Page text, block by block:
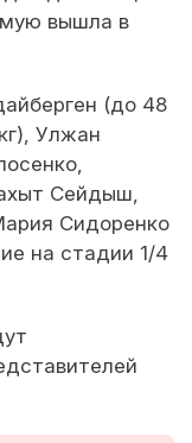
вышла в
(до 48
Улжан
Сейдыш,
Сидоренко
на стадии 1/4